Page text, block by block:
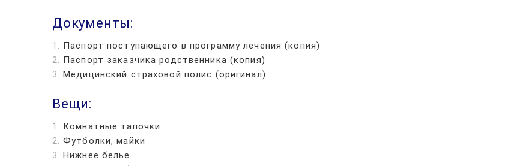
Документы:
Паспорт поступающего в программу лечения (копия)
Паспорт заказчика родственника (копия)
Медицинский страховой полис (оригинал)
Вещи:
Комнатные тапочки
Футболки, майки
Нижнее белье